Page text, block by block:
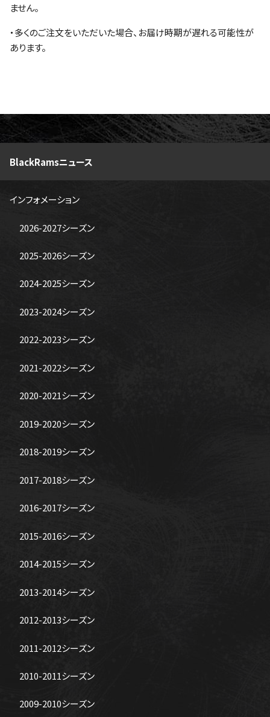
ません。
・多くのご注文をいただいた場合、お届け時期が遅れる可能性が
あります。
BlackRamsニュース
インフォメーション
2026-2027シーズン
2025-2026シーズン
2024-2025シーズン
2023-2024シーズン
2022-2023シーズン
2021-2022シーズン
2020-2021シーズン
2019-2020シーズン
2018-2019シーズン
2017-2018シーズン
2016-2017シーズン
2015-2016シーズン
2014-2015シーズン
2013-2014シーズン
2012-2013シーズン
2011-2012シーズン
2010-2011シーズン
2009-2010シーズン